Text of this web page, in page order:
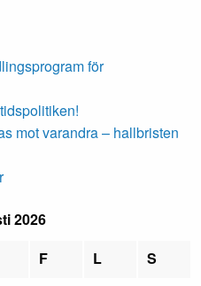
för
mot varandra – hallbristen
2026
F L
S